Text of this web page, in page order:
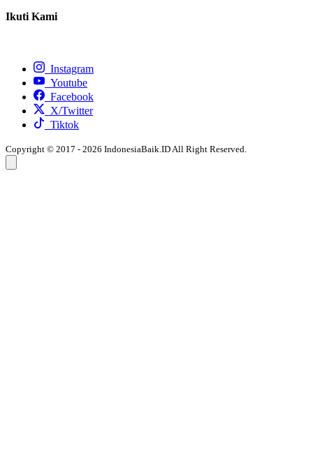
Ikuti Kami
Instagram
Youtube
Facebook
X/Twitter
Tiktok
Copyright © 2017 - 2026 IndonesiaBaik.ID All Right Reserved.